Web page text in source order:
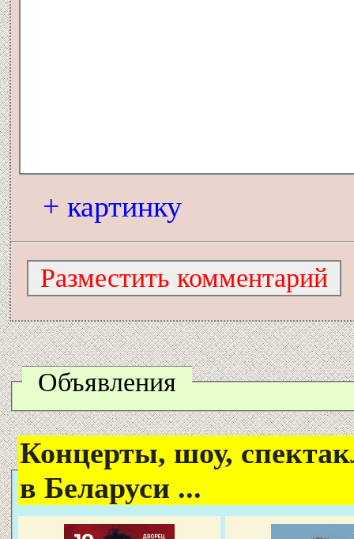
+ картинку
Объявления
Концерты, шоу,
в Беларуси ...